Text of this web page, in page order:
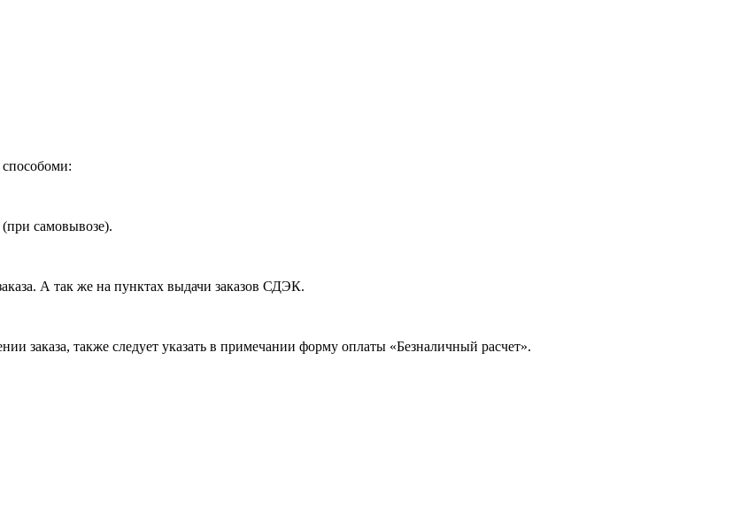
(при самовывозе).
А так же на пунктах выдачи заказов СДЭК.
заказа, также следует указать в примечании форму оплаты «Безналичный расчет».